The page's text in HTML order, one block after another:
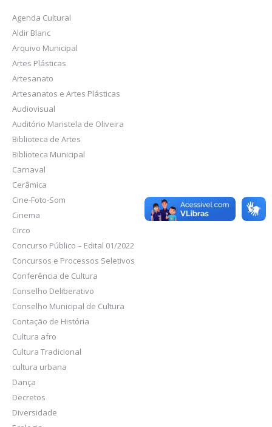
Agenda Cultural
Aldir Blanc
Arquivo Municipal
Artes Plásticas
Artesanato
Artesanatos e Artes Plásticas
Audiovisual
Auditório Maristela de Oliveira
Biblioteca de Artes
Biblioteca Municipal
Carnaval
Cerâmica
Cine-Foto-Som
Cinema
Circo
Concurso Público – Edital 01/2022
Concursos e Processos Seletivos
Conferência de Cultura
Conselho Deliberativo
Conselho Municipal de Cultura
Contação de História
Cultura afro
Cultura Tradicional
cultura urbana
Dança
Decretos
Diversidade